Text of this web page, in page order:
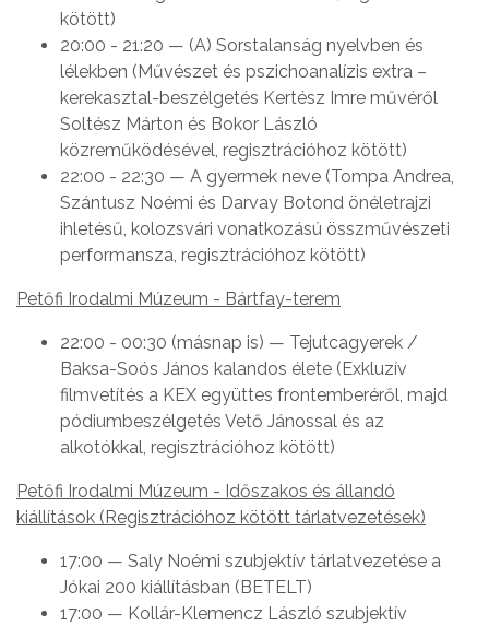
kötött)
20:00 - 21:20 — (A) Sorstalanság nyelvben és
lélekben (Művészet és pszichoanalízis extra –
kerekasztal-beszélgetés Kertész Imre művéről
Soltész Márton és Bokor László
közreműködésével, regisztrációhoz kötött)
22:00 - 22:30 — A gyermek neve (Tompa Andrea,
Szántusz Noémi és Darvay Botond önéletrajzi
ihletésű, kolozsvári vonatkozású összművészeti
performansza, regisztrációhoz kötött)
Petőfi Irodalmi Múzeum - Bártfay-terem
22:00 - 00:30 (másnap is) — Tejutcagyerek /
Baksa-Soós János kalandos élete (Exkluzív
filmvetítés a KEX együttes frontemberéről, majd
pódiumbeszélgetés Vető Jánossal és az
alkotókkal, regisztrációhoz kötött)
Petőfi Irodalmi Múzeum - Időszakos és állandó
kiállítások (Regisztrációhoz kötött tárlatvezetések)
17:00 — Saly Noémi szubjektív tárlatvezetése a
Jókai 200 kiállításban (BETELT)
17:00 — Kollár-Klemencz László szubjektív